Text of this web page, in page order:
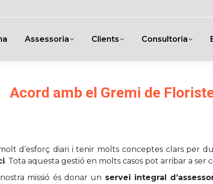
Assessoria Clients Consultoria
Acord amb el Gremi de
d’esforç diari i tenir molts conceptes clars per
. Tota aquesta gestió en molts casos pot arribar a ser
missió és donar un servei integral